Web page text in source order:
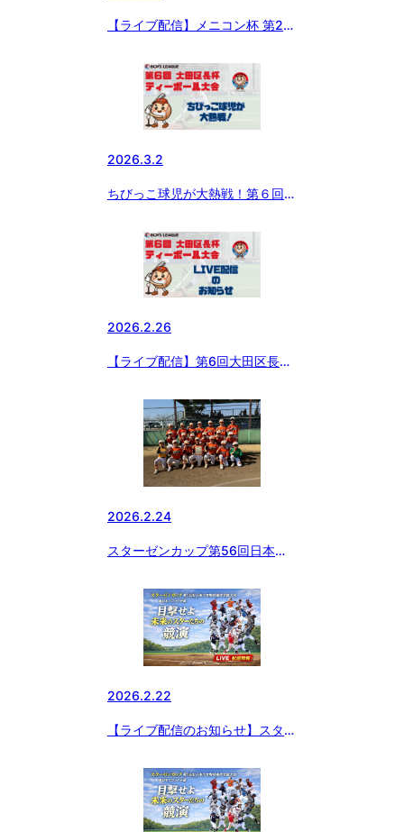
【ライブ配信】メニコン杯 第29
ーグ大会 小学生の部
2026.3.2
ちびっこ球児が大熱戦！第６回大
2026.2.26
【ライブ配信】第6回大田区長杯
2026.2.24
スターゼンカップ第56回日本少
ク代表決定‼️
2026.2.22
【ライブ配信のお知らせ】スター
春季全国大会 小学生の部 東日本
ブロック予選